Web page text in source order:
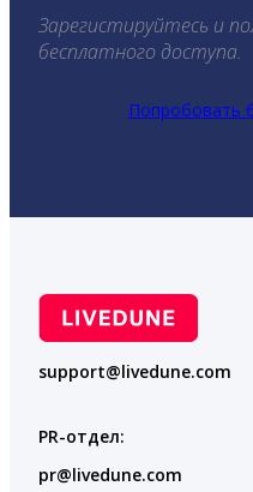
Зарегистируйтесь и
бесплатного доступа.
Попробовать
support@livedune.com
PR-отдел:
pr@livedune.com